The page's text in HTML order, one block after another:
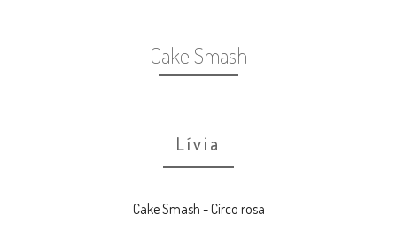
Cake Smash
Lívia
Cake Smash - Circo rosa